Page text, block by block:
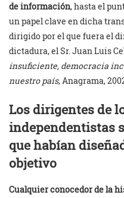
de información, hasta el
un papel clave en dicha
dirigido por el que fuera el
dictadura, el Sr. Juan Luis
insuficiente, democracia
nuestro país, Anagrama,
Los dirigentes de
independentistas
que habían
objetivo
Cualquier conocedor de la